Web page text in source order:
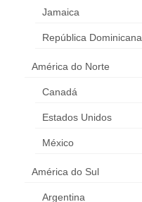
Jamaica
República Dominicana
América do Norte
Canadá
Estados Unidos
México
América do Sul
Argentina